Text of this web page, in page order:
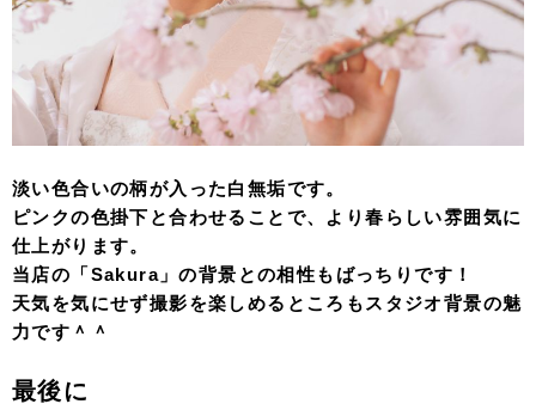
淡い色合いの柄が入った白無垢です。
ピンクの色掛下と合わせることで、より春らしい雰囲気に
仕上がります。
当店の「Sakura」の背景との相性もばっちりです！
天気を気にせず撮影を楽しめるところもスタジオ背景の魅
力です＾＾
最後に